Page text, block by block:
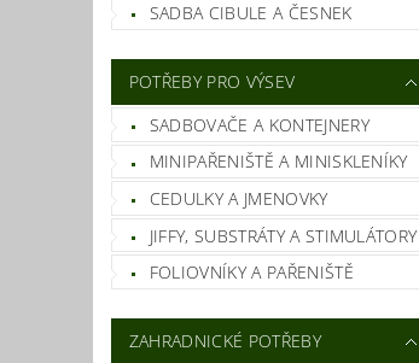
SADBA CIBULE A ČESNEK
POTŘEBY PRO VÝSEV
SADBOVAČE A KONTEJNERY
MINIPAŘENIŠTĚ A MINISKLENÍKY
CEDULKY A JMENOVKY
JIFFY, SUBSTRÁTY A STIMULÁTORY
FOLIOVNÍKY A PAŘENIŠTĚ
ZAHRADNICKÉ POTŘEBY